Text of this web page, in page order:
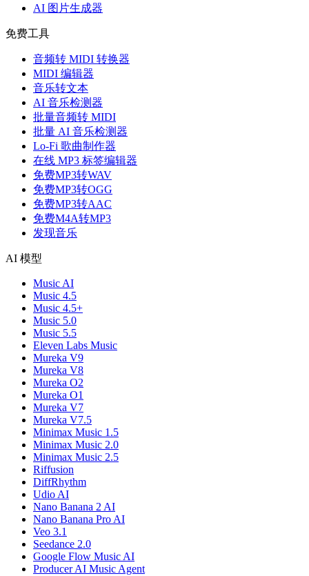
AI 图片生成器
免费工具
音频转 MIDI 转换器
MIDI 编辑器
音乐转文本
AI 音乐检测器
批量音频转 MIDI
批量 AI 音乐检测器
Lo-Fi 歌曲制作器
在线 MP3 标签编辑器
免费MP3转WAV
免费MP3转OGG
免费MP3转AAC
免费M4A转MP3
发现音乐
AI 模型
Music AI
Music 4.5
Music 4.5+
Music 5.0
Music 5.5
Eleven Labs Music
Mureka V9
Mureka V8
Mureka O2
Mureka O1
Mureka V7
Mureka V7.5
Minimax Music 1.5
Minimax Music 2.0
Minimax Music 2.5
Riffusion
DiffRhythm
Udio AI
Nano Banana 2 AI
Nano Banana Pro AI
Veo 3.1
Seedance 2.0
Google Flow Music AI
Producer AI Music Agent